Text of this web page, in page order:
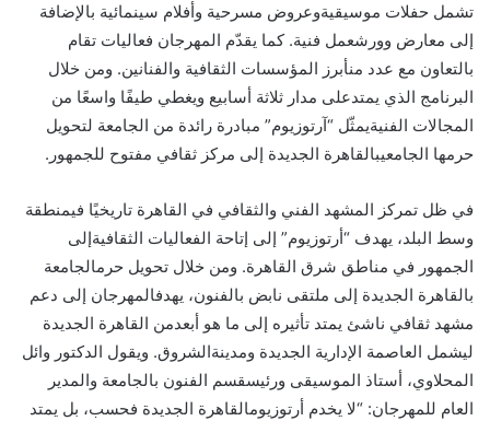
تشمل حفلات موسيقيةوعروض مسرحية وأفلام سينمائية بالإضافة
إلى معارض وورشعمل فنية.كما يقدم المهرجان فعاليات تقام
بالتعاون مع عدد منأبرز المؤسسات الثقافية والفنانين. ومن خلال
البرنامج الذي يمتدعلى مدار ثلاثة أسابيع ويغطي طيفا واسعا من
المجالات الفنيةيمثل “آرتوزيوم” مبادرة رائدة من الجامعة لتحويل
حرمها الجامعيبالقاهرة الجديدة إلى مركز ثقافي مفتوح للجمهور .
في ظل تمركز المشهد الفني والثقافي في القاهرة تاريخيا فيمنطقة
وسط البلد، يهدف “أرتوزيوم” إلى إتاحة الفعاليات الثقافيةإلى
الجمهور في مناطق شرق القاهرة. ومن خلال تحويل حرمالجامعة
بالقاهرة الجديدة إلى ملتقى نابض بالفنون، يهدفالمهرجان إلى دعم
مشهد ثقافي ناشئ يمتد تأثيره إلى ما هو أبعدمن القاهرة الجديدة
ليشمل العاصمة الإدارية الجديدة ومدينةالشروق. ويقول الدكتور وائل
المحلاوي، أستاذ الموسيقى ورئيسقسم الفنون بالجامعة والمدير
العام للمهرجان: “لا يخدم أرتوزيومالقاهرة الجديدة فحسب، بل يمتد